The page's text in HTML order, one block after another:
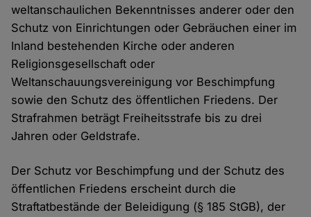
weltanschaulichen Bekenntnisses anderer oder den
Schutz von Einrichtungen oder Gebräuchen einer im
Inland bestehenden Kirche oder anderen
Religionsgesellschaft oder
Weltanschauungsvereinigung vor Beschimpfung
sowie den Schutz des öffentlichen Friedens. Der
Strafrahmen beträgt Freiheitsstrafe bis zu drei
Jahren oder Geldstrafe.
Der Schutz vor Beschimpfung und der Schutz des
öffentlichen Friedens erscheint durch die
Straftatbestände der Beleidigung (§ 185 StGB), der